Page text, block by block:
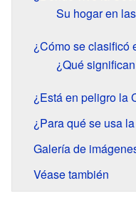
Su hogar en
¿Cómo se clasificó
¿Qué
¿Está en peligro la
¿Para qué se usa
Galería de
Véase también